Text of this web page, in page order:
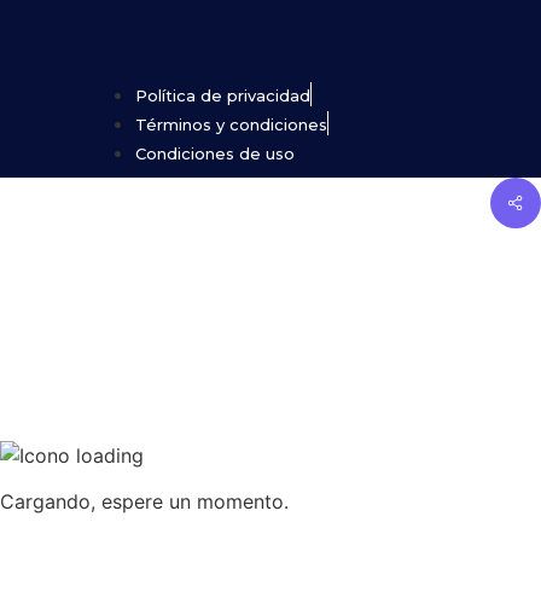
Política de privacidad
Términos y condiciones
Condiciones de uso
Cargando, espere un momento.